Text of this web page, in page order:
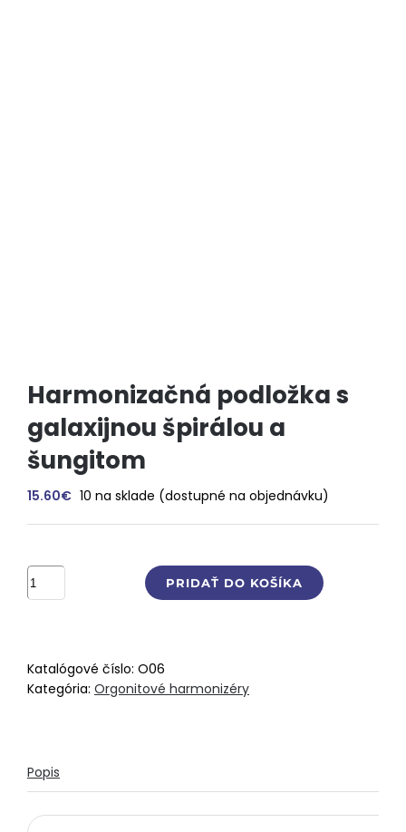
Harmonizačná podložka s
galaxijnou špirálou a
šungitom
15.60€ 10 na sklade (dostupné na objednávku)
množstvo
Harmonizačná
špirálou
a
PRIDAŤ DO KOŠÍKA
Katalógové číslo: O06
Kategória: Orgonitové harmonizéry
Popis